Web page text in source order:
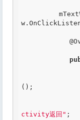
();
ctivity返回" ;